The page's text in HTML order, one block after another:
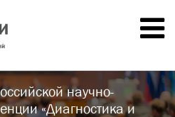
ВХОД
научно-
«Диагностика и